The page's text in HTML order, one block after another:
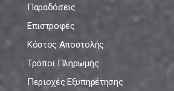
Παραδόσεις
Επιστροφές
Κόστος Αποστολής
Τρόποι Πληρωμής
Περιοχές Εξυπηρέτησης